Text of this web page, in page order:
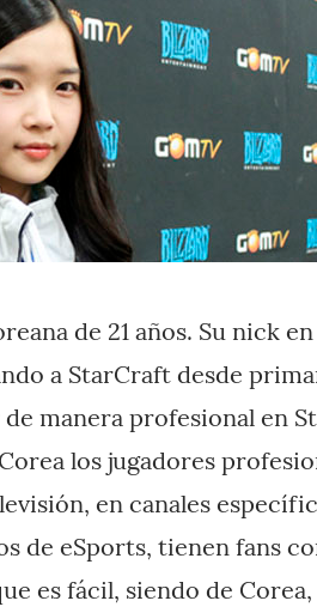
de 21 años. Su nick en
a StarCraft desde
manera profesional en
los jugadores
en canales
de eSports, tienen fans
es fácil, siendo de